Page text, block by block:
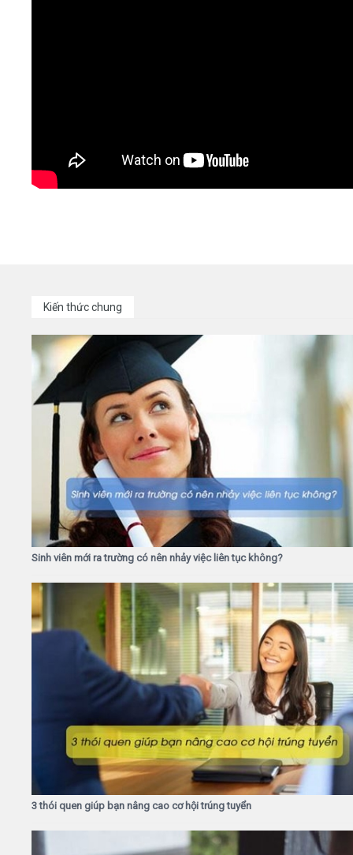
Kiến thức chung
Sinh viên mới ra trường có nên nhảy việc liên tục không?
3 thói quen giúp bạn nâng cao cơ hội trúng tuyển